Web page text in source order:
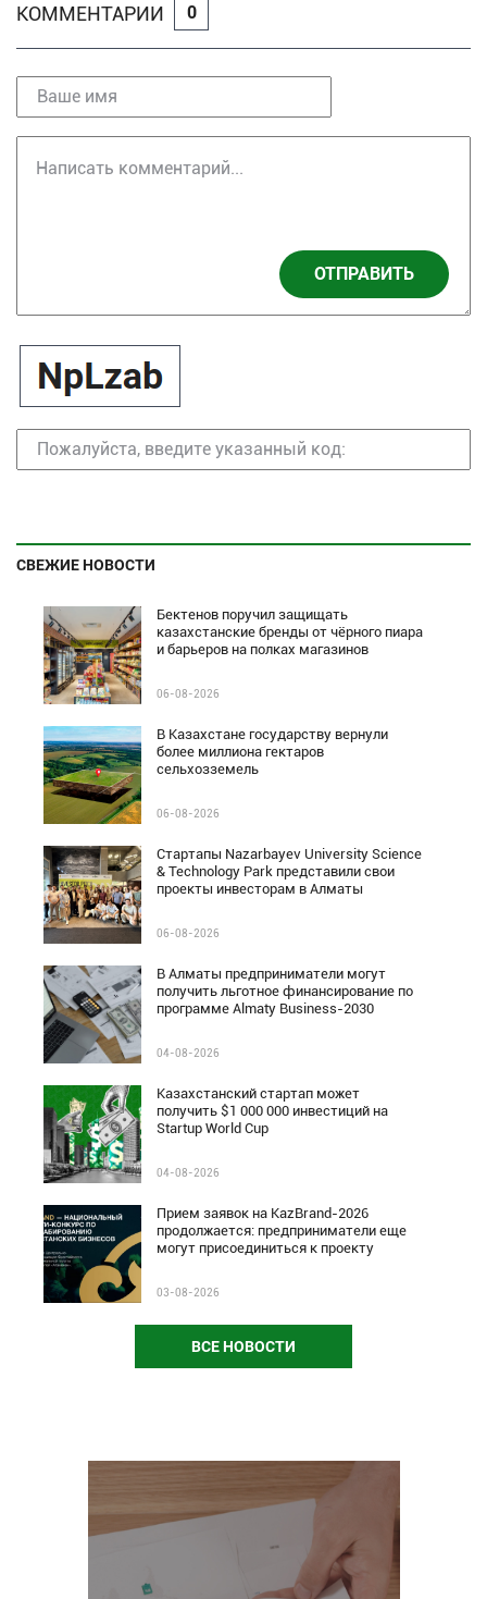
КОММЕНТАРИИ 0
ОТПРАВИТЬ
СВЕЖИЕ НОВОСТИ
Бектенов поручил защищать
казахстанские бренды от чёрного пиара
и барьеров на полках магазинов
06-08-2026
В Казахстане государству вернули
более миллиона гектаров
сельхозземель
06-08-2026
Стартапы Nazarbayev University Science
& Technology Park представили свои
проекты инвесторам в Алматы
06-08-2026
В Алматы предприниматели могут
получить льготное финансирование по
программе Almaty Business-2030
04-08-2026
Казахстанский стартап может
получить $1 000 000 инвестиций на
Startup World Cup
04-08-2026
Прием заявок на KazBrand-2026
продолжается: предприниматели еще
могут присоединиться к проекту
03-08-2026
ВСЕ НОВОСТИ